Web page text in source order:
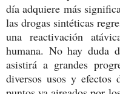
día adquiere más
las drogas sintéticas
una reactivación
humana. No hay duda
asistirá a grandes
diversos usos y efectos